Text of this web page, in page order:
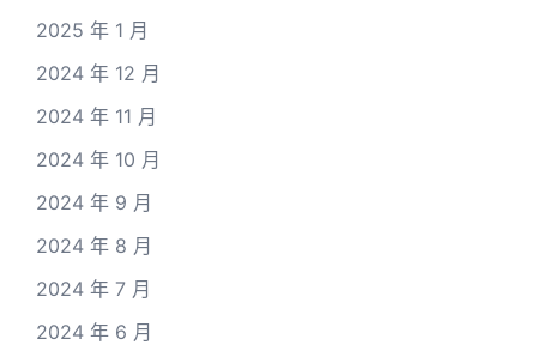
2025 年 1 月
2024 年 12 月
2024 年 11 月
2024 年 10 月
2024 年 9 月
2024 年 8 月
2024 年 7 月
2024 年 6 月